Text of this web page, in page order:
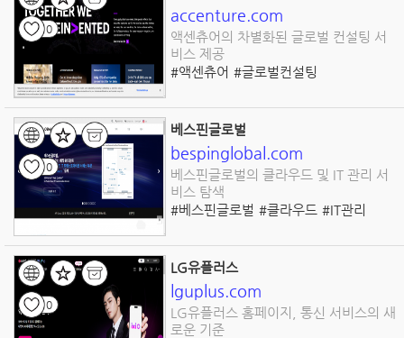
accenture.com
액센츄어의 차별화된 글로벌 컨설팅 서
비스 제공
#액센츄어 #글로벌컨설팅
#운영개선 #빅데이터 #인공지능
#클라우드 #사이버보안
0
베스핀글로벌
bespinglobal.com
베스핀글로벌의 클라우드 및 IT 관리 서
비스 탐색
#베스핀글로벌 #클라우드 #IT관리
#데이터보호 #교육 #기술혁신
#디지털변환
0
LG유플러스
lguplus.com
LG유플러스 홈페이지, 통신 서비스의 새
로운 기준
0